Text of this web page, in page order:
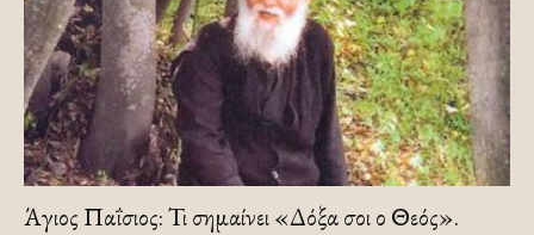
Άγιος Παΐσιος: Τι σημαίνει «Δόξα σοι ο Θεός».